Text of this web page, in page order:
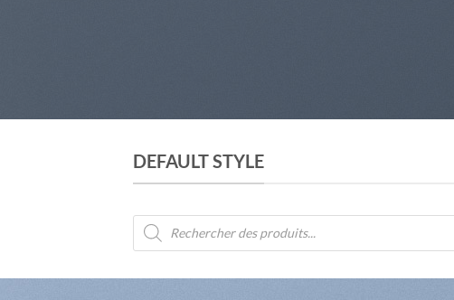
DEFAULT STYLE
Recherche
de
produits